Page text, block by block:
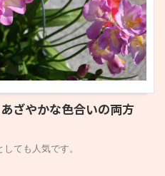
ざやかな色合いの両方
ても人気です。